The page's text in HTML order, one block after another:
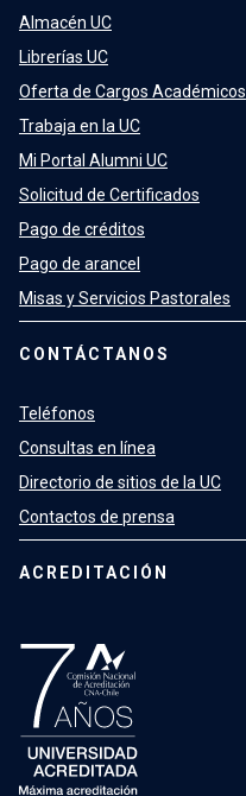
Almacén UC
Librerías UC
Oferta de Cargos Académicos
Trabaja en la UC
Mi Portal Alumni UC
Solicitud de Certificados
Pago de créditos
Pago de arancel
Misas y Servicios Pastorales
CONTÁCTANOS
Teléfonos
Consultas en línea
Directorio de sitios de la UC
Contactos de prensa
ACREDITACIÓN